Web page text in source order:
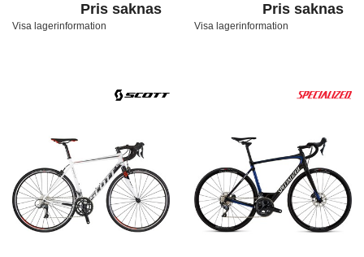
Pris saknas
Visa lagerinformation
Pris saknas
Visa lagerinformation